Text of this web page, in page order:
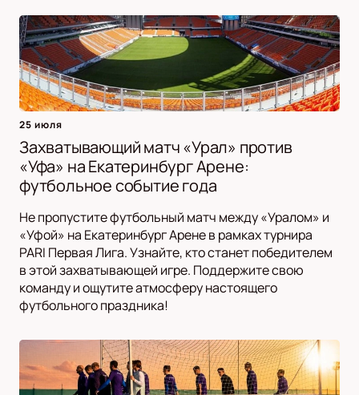
25 июля
Захватывающий матч «Урал» против
«Уфа» на Екатеринбург Арене:
футбольное событие года
Не пропустите футбольный матч между «Уралом» и
«Уфой» на Екатеринбург Арене в рамках турнира
PARI Первая Лига. Узнайте, кто станет победителем
в этой захватывающей игре. Поддержите свою
команду и ощутите атмосферу настоящего
футбольного праздника!